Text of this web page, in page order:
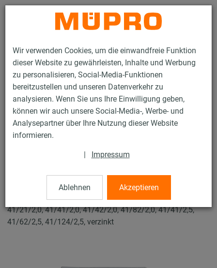
Wir verwenden Cookies, um die einwandfreie Funktion
dieser Website zu gewährleisten, Inhalte und Werbung
zu personalisieren, Social-Media-Funktionen
bereitzustellen und unseren Datenverkehr zu
analysieren. Wenn Sie uns Ihre Einwilligung geben,
können wir auch unsere Social-Media-, Werbe- und
Analysepartner über Ihre Nutzung dieser Website
informieren.
| Impressum
Ablehnen Akzeptieren
Kontakt
Produkte Befestigungstechnik
Installationsschienen
MPR-Hammerkopfbefestiger
MPR-Hammerkopfbefestiger
MPR-Hammerkopfbefestiger, M10 x 60 mm für Profile
41/21/2,0, 41/41/2,0, 41/42/2,0, 41/82/2,0, 41/41/2,5,
41/62/2,5, 41/124/2,5, verzinkt